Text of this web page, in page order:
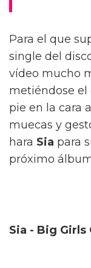
Para el que
single del
vídeo mucho
metiéndose el
pie en la cara
muecas y
hara Sia para
próximo
Sia - Big Girls